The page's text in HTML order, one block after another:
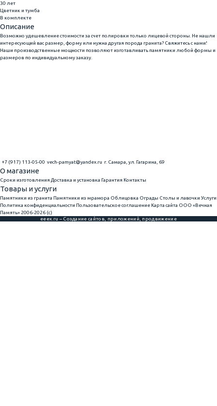
30 лет
Цветник и тумба
В комплекте
Описание
Возможно удешевление стоимости за счет полировки только лицевой стороны. Не нашли
интересующий вас размер, форму или нужна другая порода гранита? Свяжитесь с нами!
Наши производственные мощности позволяют изготавливать памятники любой формы и
размеров по индивидуальному заказу.
+7 (917) 113-05-00 vech-pamyat@yandex.ru г. Самара, ул. Гагарина, 69
О магазине
Сроки изготовления Доставка и установка Гарантия Контакты
Товары и услуги
Памятники из гранита Памятники из мрамора Облицовка Ограды Столы и лавочки Услуги
Политика конфиденциальности Пользовательское соглашение Карта сайта ООО «Вечная
Память» 2006-2026 (с)
eeex.ru – Создание сайтов, приложений, продвижение